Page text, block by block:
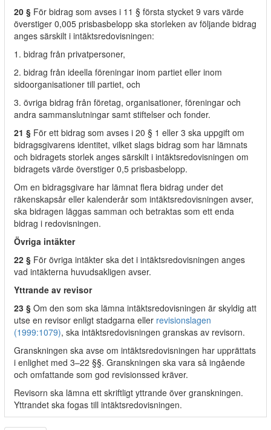
20 § För bidrag som avses i 11 § första stycket 9 vars värde
överstiger 0,005 prisbasbelopp ska storleken av följande bidrag
anges särskilt i intäktsredovisningen:
1. bidrag från privatpersoner,
2. bidrag från ideella föreningar inom partiet eller inom
sidoorganisationer till partiet, och
3. övriga bidrag från företag, organisationer, föreningar och
andra sammanslutningar samt stiftelser och fonder.
21 § För ett bidrag som avses i 20 § 1 eller 3 ska uppgift om
bidragsgivarens identitet, vilket slags bidrag som har lämnats
och bidragets storlek anges särskilt i intäktsredovisningen om
bidragets värde överstiger 0,5 prisbasbelopp.
Om en bidragsgivare har lämnat flera bidrag under det
räkenskapsår eller kalenderår som intäktsredovisningen avser,
ska bidragen läggas samman och betraktas som ett enda
bidrag i redovisningen.
Övriga intäkter
22 § För övriga intäkter ska det i intäktsredovisningen anges
vad intäkterna huvudsakligen avser.
Yttrande av revisor
23 § Om den som ska lämna intäktsredovisningen är skyldig att
utse en revisor enligt stadgarna eller revisionslagen
(1999:1079), ska intäktsredovisningen granskas av revisorn.
Granskningen ska avse om intäktsredovisningen har upprättats
i enlighet med 3–22 §§. Granskningen ska vara så ingående
och omfattande som god revisionssed kräver.
Revisorn ska lämna ett skriftligt yttrande över granskningen.
Yttrandet ska fogas till intäktsredovisningen.